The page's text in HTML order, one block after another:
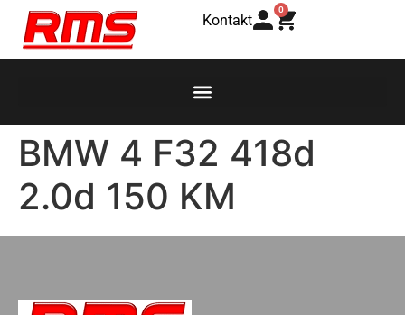
Kontakt
0
BMW 4 F32 418d
2.0d 150 KM